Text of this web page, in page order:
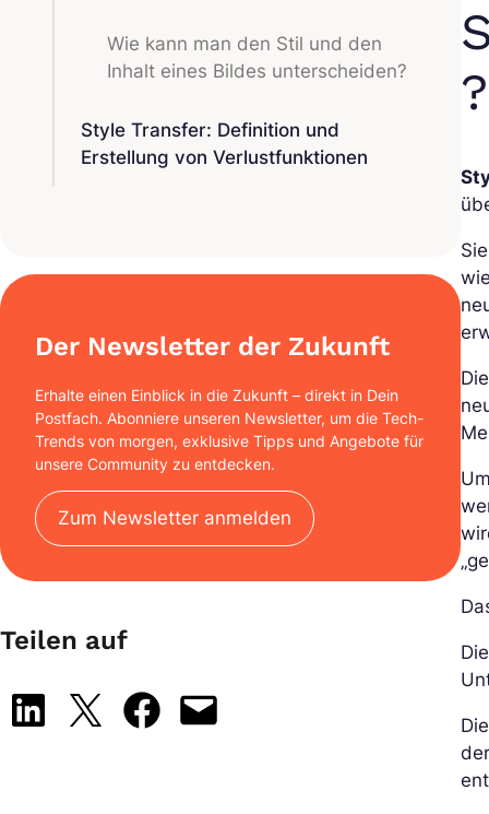
Wie kann man den Stil und den
Inhalt eines Bildes unterscheiden?
Style Transfer: Definition und
Erstellung von Verlustfunktionen
Der Newsletter der Zukunft
Erhalte einen Einblick in die Zukunft – direkt in Dein
Postfach. Abonniere unseren Newsletter, um die Tech-
Trends von morgen, exklusive Tipps und Angebote für
unsere Community zu entdecken.
Zum Newsletter anmelden
Teilen auf
Share on LinkedIn
Share on X Share on Facebook
Email this Page
?